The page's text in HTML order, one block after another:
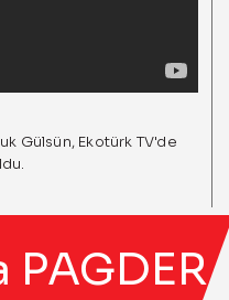
Gülsün, Ekotürk TV'de
PAGDER